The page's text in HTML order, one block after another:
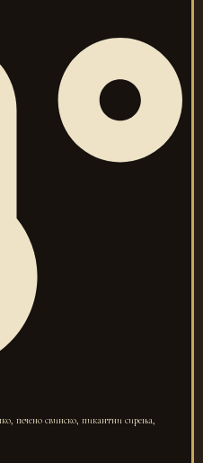
печено свинско, пикантни сирења,